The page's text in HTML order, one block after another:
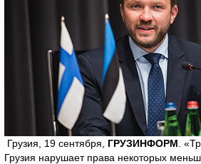
Грузия, 19 сентября, ГРУЗИНФОРМ .
Грузия нарушает права некоторых